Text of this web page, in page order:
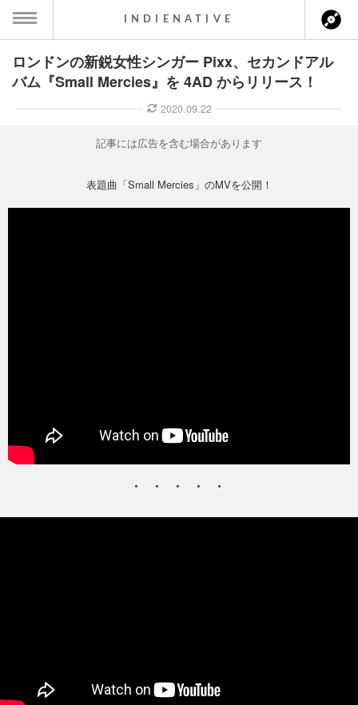
MENU
Twitter
INDIENATIVE
ロンドンの新鋭女性シンガー Pixx、セカンドアル
バム『Small Mercies』を 4AD からリリース！
2020.09.22
記事には広告を含む場合があります
表題曲「Small Mercies」のMVを公開！